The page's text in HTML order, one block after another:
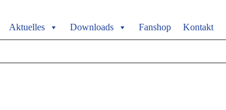
Aktuelles Downloads Fanshop Kontakt